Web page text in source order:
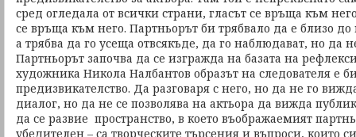
сред огледала от всички страни, гласът се връща към
се връща към него. Партньорът би трябвало да е близо
а трябва да го усеща отвсякъде, да го наблюдават, но да
Партньорът започва да се изгражда на базата на
художника Никола Налбантов образът на следователя е
предизвикателство. Да разговаря с него, но да не го
диалог, но да не се позволява на актьора да вижда
да се развие пространство, в което въображаемият
убедителен – са творческите търсения и въпроси, които